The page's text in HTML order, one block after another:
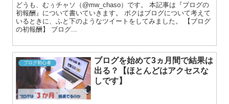
どうも、むぅチャソ（@mw_chaso）です。 本記事は『ブログの
初報酬』について書いていきます。 ボクはブログについて考えて
いるときに、ふと下のようなツイートをしてみました。 【ブログ
の初報酬】 ブログ...
ブログ初心者
ブログを始めて3ヵ月間で結果は
出る？【ほとんどはアクセスな
しです】